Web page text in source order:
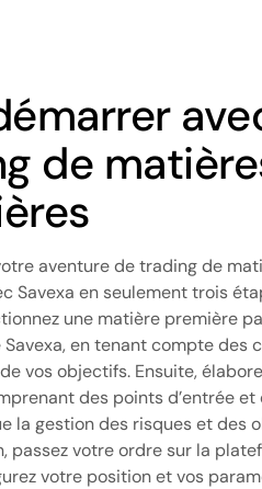
de
aventure de trading de
Savexa en seulement trois
une matière première
Savexa, en tenant compte des
vos objectifs. Ensuite,
des points d’entrée et
la gestion des risques et des
passez votre ordre sur la
votre position et vos